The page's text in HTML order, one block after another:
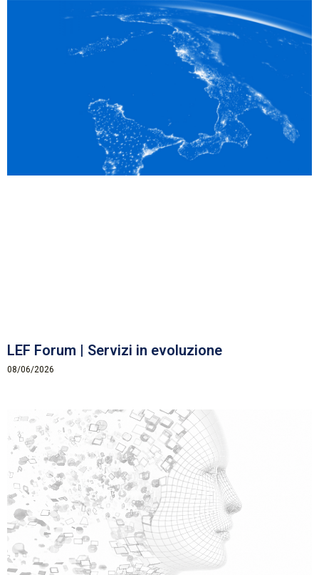
LEF Forum | Servizi in evoluzione
08/06/2026